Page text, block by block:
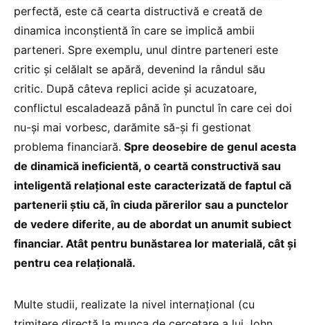
perfectă, este că cearta distructivă e creată de
dinamica inconștientă în care se implică ambii
parteneri. Spre exemplu, unul dintre parteneri este
critic și celălalt se apără, devenind la rândul său
critic. După câteva replici acide și acuzatoare,
conflictul escaladează până în punctul în care cei doi
nu-și mai vorbesc, darămite să-și fi gestionat
problema financiară. Spre deosebire de genul acesta
de dinamică ineficientă, o ceartă constructivă sau
inteligentă relațional este caracterizată de faptul că
partenerii știu că, în ciuda părerilor sau a punctelor
de vedere diferite, au de abordat un anumit subiect
financiar. Atât pentru bunăstarea lor materială, cât și
pentru cea relațională.
Multe studii, realizate la nivel internațional (cu